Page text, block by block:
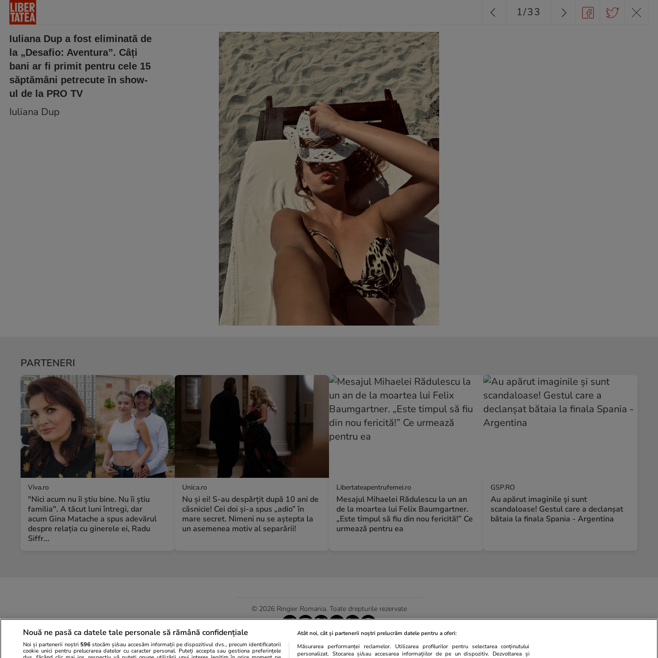
Iuliana Dup a fost eliminată de
la „Desafio: Aventura”. Câți
bani ar fi primit pentru cele 15
săptămâni petrecute în show-
ul de la PRO TV
Iuliana Dup
1/33
PARTENERI
Viva.ro
"Nici acum nu îi știu bine. Nu îi știu
familia". A tăcut luni întregi, dar
acum Gina Matache a spus adevărul
despre relația cu ginerele ei, Radu
Siffr...
Unica.ro
Nu și ei! S-au despărțit după 10 ani de
căsnicie! Cei doi și-a spus „adio” în
mare secret. Nimeni nu se aștepta la
un asemenea motiv al separării!
Libertateapentrufemei.ro
Mesajul Mihaelei Rădulescu la un an
de la moartea lui Felix Baumgartner.
„Este timpul să fiu din nou fericită!” Ce
urmează pentru ea
GSP.RO
Au apărut imaginile și sunt
scandaloase! Gestul care a declanșat
bătaia la finala Spania - Argentina
© 2026 Ringier Romania. Toate drepturile rezervate
Actualizare preferințe cookies
Nouă ne pasă ca datele tale personale să rămână confidențiale
Noi și partenerii noștri 596stocăm și/sau accesăm informații pe dispozitivul dvs., precum identificatorii
cookie unici pentru prelucrarea datelor cu caracter personal. Puteți accepta sau gestiona preferințele
Atât noi, cât și partenerii noștri prelucrăm datele pentru a oferi:
Măsurarea performanței reclamelor. Utilizarea profilurilor pentru selectarea conținutului
personalizat. Stocarea și/sau accesarea informațiilor de pe un dispozitiv. Dezvoltarea și